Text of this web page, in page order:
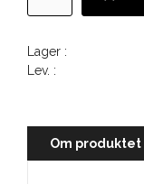
Lager :
Lev. :
Om produktet